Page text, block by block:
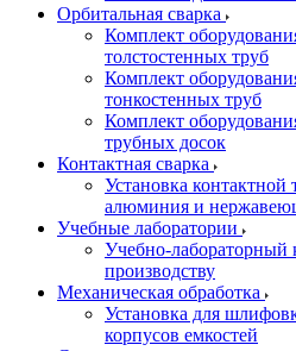
Орбитальная сварка
Комплект
толстостенных труб
Комплект
тонкостенных труб
Комплект
трубных досок
Контактная сварка
Установка контактной
алюминия и
Учебные лаборатории
Учебно-лабораторный
производству
Механическая обработка
Установка для
корпусов емкостей